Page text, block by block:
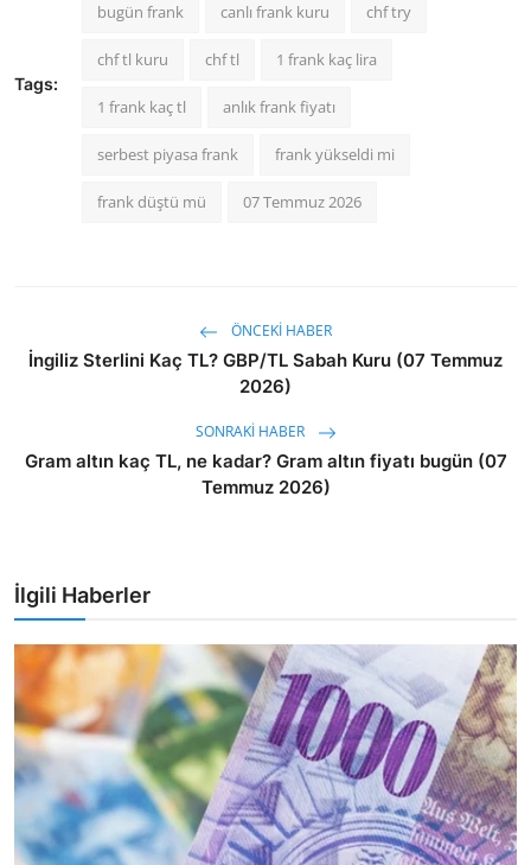
Tags:
bugün frank canlı frank kuru chf try
chf tl kuru chf tl 1 frank kaç lira
1 frank kaç tl anlık frank fiyatı
serbest piyasa frank frank yükseldi mi
frank düştü mü 07 Temmuz 2026
ÖNCEKI HABER
İngiliz Sterlini Kaç TL? GBP/TL Sabah Kuru (07 Temmuz
2026)
SONRAKI HABER
Gram altın kaç TL, ne kadar? Gram altın fiyatı bugün (07
Temmuz 2026)
İlgili Haberler